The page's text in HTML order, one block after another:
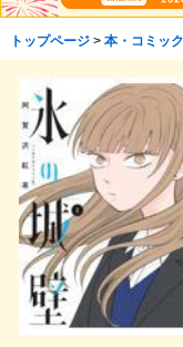
トップページ> 本・コミック